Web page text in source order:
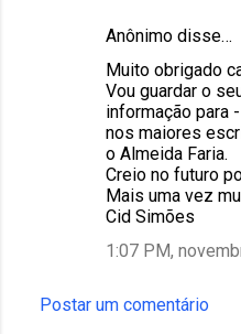
Anônimo disse…
Muito obrigado
Vou guardar o
informação para
nos maiores
o Almeida Faria.
Creio no futuro
Mais uma vez
Cid Simões
1:07 PM,
Postar um comentário